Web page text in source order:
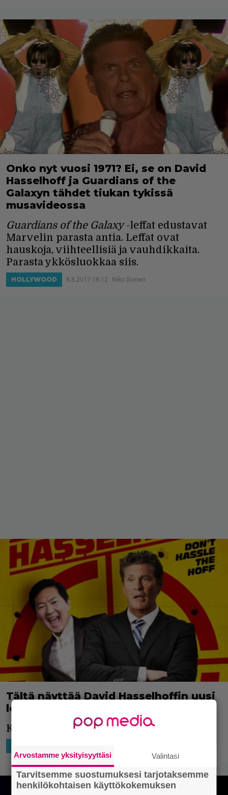
Onko nyt vuosi 1971? Ei, se on David
Hasselhoff ja Guardians of the
Galaxyn tähdet tiukan tykissä
musavideossa
Guardians of the Galaxy-leffat edustavat
Marvelin parasta antia. Leffat ovat
hauskoja, viihteellisiä ja vauhdikkaita.
Parasta ykkösluokkaa siis.
HOLLYWOOD 8.8.2017 18:12 Niko Ikonen
Tältä näyttää David Hasselhoffin uusi
leffa Killing Hasselhoff!
Komediaa luvassa.
Arvostamme yksityisyyttäsi
Valintasi
Tarvitsemme suostumuksesi tarjotaksemme
henkilökohtaisen käyttökokemuksen